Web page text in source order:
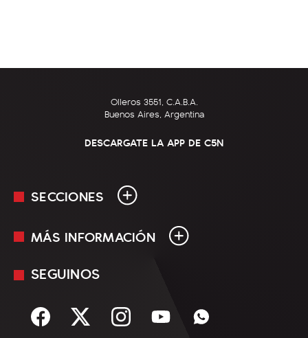
Olleros 3551, C.A.B.A.
Buenos Aires, Argentina
DESCARGATE LA APP DE C5N
SECCIONES
En Vivo
Sociedad
MÁS INFORMACIÓN
Mediakit
Términos y condiciones
SEGUINOS